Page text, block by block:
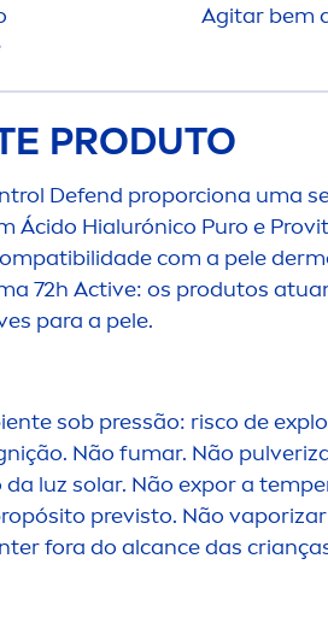
Agitar bem
PRODUTO
Defend proporciona uma
Ácido Hialurónico Puro e Pro
com a pele
72h Active: os produtos
para a pele.
sob pressão: risco de
Não fumar. Não
luz solar. Não expor a
previsto. Não
fora do alcance das